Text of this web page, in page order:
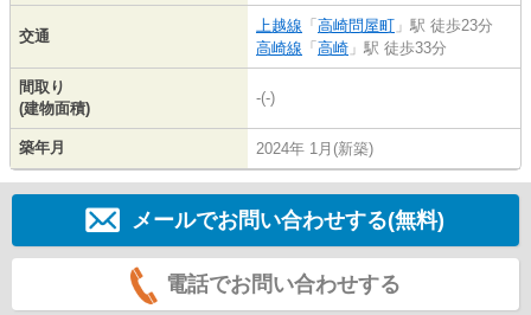
交通
上越線 「 高崎問屋町 」駅 徒歩23分
高崎線 「 高崎 」駅 徒歩33分
間取り
(建物面積)
-(-)
築年月 2024年 1月(新築)
メールでお問い合わせする(無料)
電話でお問い合わせする